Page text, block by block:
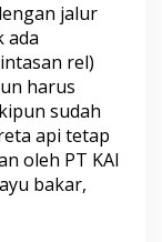
jalur
ada
rel)
harus
sudah
api tetap
oleh PT KAI
bakar,